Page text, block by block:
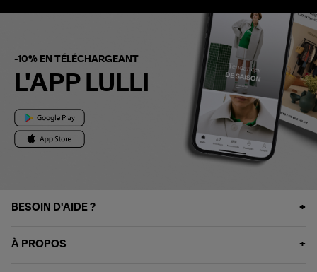
-10% EN TÉLÉCHARGEANT
L'APP LULLI
BESOIN D'AIDE ?
À PROPOS